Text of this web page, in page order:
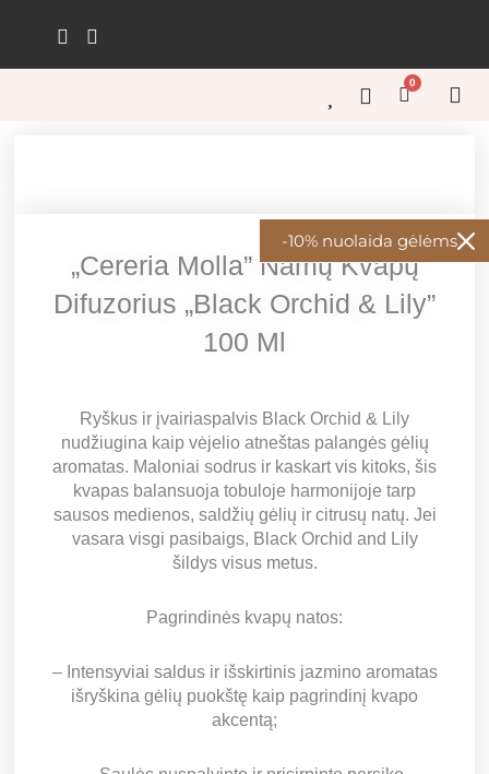
0
Cart
„Cereria Molla” Namų Kvapų
Difuzorius „Black Orchid & Lily”
100 Ml
Ryškus ir įvairiaspalvis Black Orchid & Lily
nudžiugina kaip vėjelio atneštas palangės gėlių
aromatas. Maloniai sodrus ir kaskart vis kitoks, šis
kvapas balansuoja tobuloje harmonijoje tarp
sausos medienos, saldžių gėlių ir citrusų natų. Jei
vasara visgi pasibaigs, Black Orchid and Lily
šildys visus metus.
Pagrindinės kvapų natos:
– Intensyviai saldus ir išskirtinis jazmino aromatas
išryškina gėlių puokštę kaip pagrindinį kvapo
akcentą;
-10% nuolaida gėlėms